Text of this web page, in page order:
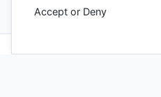
Accept or Deny